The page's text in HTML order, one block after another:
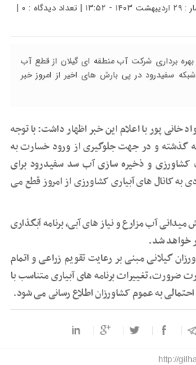
۰ |
برداری شرکت آب منطقه ای گیلان از قطع آب
سفیدرود در پی بارش های اخیر از امروز خبر
خانی پور با اعلام این خبر اظهار داشت: با توجه
گذشته و در جهت جلوگیری از ورود خسارت به
کشاورزی و ذخیره سازی آب سد سفیدرود برای
به کانال های آبیاری کشاورزی از امروز قطع می
آب مزارع و نیاز های آبی، برنامه آبگذاری
خواهد شد.
گیلانی مبنی بر رعایت تقویم زراعی و اتمام
ضرورت، تغییرات برنامه های آبیاری متناسب با
به عموم کشاورزان اطلاع رسانی می شود.
http://